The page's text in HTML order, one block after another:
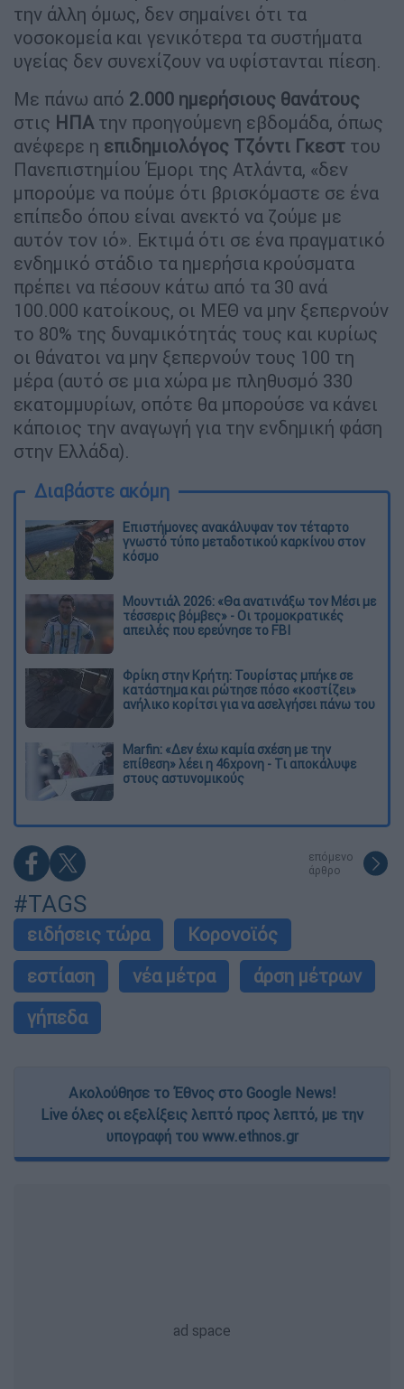
την άλλη όμως, δεν σημαίνει ότι τα
νοσοκομεία και γενικότερα τα συστήματα
υγείας δεν συνεχίζουν να υφίστανται πίεση.
Με πάνω από 2.000 ημερήσιους θανάτους
στις ΗΠΑ την προηγούμενη εβδομάδα, όπως
ανέφερε η επιδημιολόγος Τζόντι Γκεστ του
Πανεπιστημίου Έμορι της Ατλάντα, «δεν
μπορούμε να πούμε ότι βρισκόμαστε σε ένα
επίπεδο όπου είναι ανεκτό να ζούμε με
αυτόν τον ιό». Εκτιμά ότι σε ένα πραγματικό
ενδημικό στάδιο τα ημερήσια κρούσματα
πρέπει να πέσουν κάτω από τα 30 ανά
100.000 κατοίκους, οι ΜΕΘ να μην ξεπερνούν
το 80% της δυναμικότητάς τους και κυρίως
οι θάνατοι να μην ξεπερνούν τους 100 τη
μέρα (αυτό σε μια χώρα με πληθυσμό 330
εκατομμυρίων, οπότε θα μπορούσε να κάνει
κάποιος την αναγωγή για την ενδημική φάση
στην Ελλάδα).
Διαβάστε ακόμη
Επιστήμονες ανακάλυψαν τον τέταρτο
γνωστό τύπο μεταδοτικού καρκίνου στον
κόσμο
Μουντιάλ 2026: «Θα ανατινάξω τον Μέσι με
τέσσερις βόμβες» - Οι τρομοκρατικές
απειλές που ερεύνησε το FBI
Φρίκη στην Κρήτη: Τουρίστας μπήκε σε
κατάστημα και ρώτησε πόσο «κοστίζει»
ανήλικο κορίτσι για να ασελγήσει πάνω του
Marfin: «Δεν έχω καμία σχέση με την
επίθεση» λέει η 46χρονη - Τι αποκάλυψε
στους αστυνομικούς
επόμενο
άρθρο
#TAGS
ειδήσεις τώρα
Κορονοϊός
εστίαση
νέα μέτρα
άρση μέτρων
γήπεδα
Ακολούθησε το Έθνος στο Google News!
Live όλες οι εξελίξεις λεπτό προς λεπτό, με την
υπογραφή του www.ethnos.gr